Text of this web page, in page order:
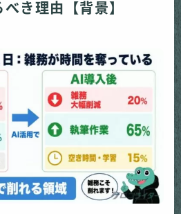
き理由【背景】